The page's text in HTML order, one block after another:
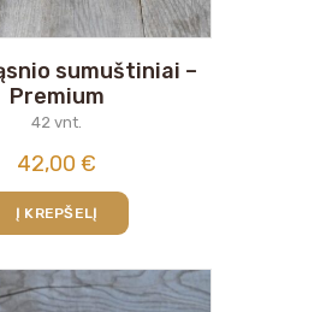
sumuštiniai –
Premium
42 vnt.
42,00 €
Į KREPŠELĮ